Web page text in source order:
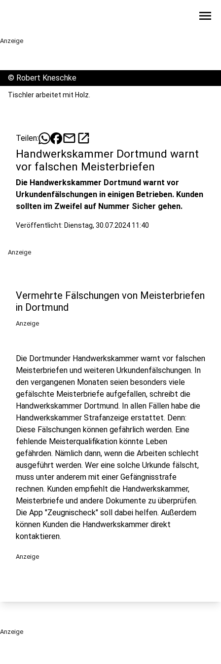
menu
Anzeige
© Robert Kneschke
Tischler arbeitet mit Holz.
Teilen: mailopen_in_new
Handwerkskammer Dortmund warnt
vor falschen Meisterbriefen
Die Handwerkskammer Dortmund warnt vor
Urkundenfälschungen in einigen Betrieben. Kunden
sollten im Zweifel auf Nummer Sicher gehen.
Veröffentlicht: Dienstag, 30.07.2024 11:40
Anzeige
Vermehrte Fälschungen von Meisterbriefen
in Dortmund
Anzeige
Die Dortmunder Handwerkskammer warnt vor falschen
Meisterbriefen und weiteren Urkundenfälschungen. In
den vergangenen Monaten seien besonders viele
gefälschte Meisterbriefe aufgefallen, schreibt die
Handwerkskammer Dortmund. In allen Fällen habe die
Handwerkskammer Strafanzeige erstattet. Denn:
Diese Fälschungen können gefährlich werden. Eine
fehlende Meisterqualifikation könnte Leben
gefährden. Nämlich dann, wenn die Arbeiten schlecht
ausgeführt werden. Wer eine solche Urkunde fälscht,
muss unter anderem mit einer Gefängnisstrafe
rechnen. Kunden empfiehlt die Handwerkskammer,
Meisterbriefe und andere Dokumente zu überprüfen.
Die App "Zeugnischeck" soll dabei helfen. Außerdem
können Kunden die Handwerkskammer direkt
kontaktieren.
Anzeige
Anzeige